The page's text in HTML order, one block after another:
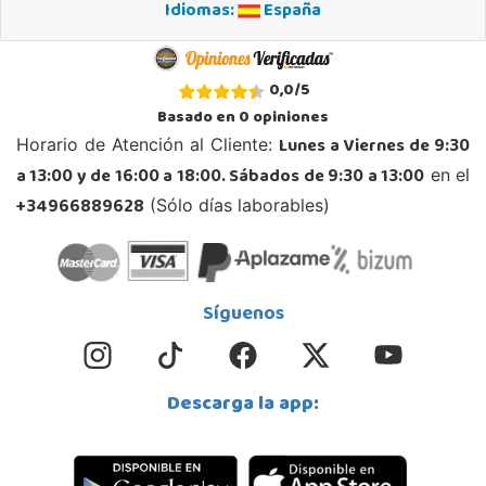
POCAS UNIDADES
Juguetilandia Armilla
Carretera Armilla 29, Urb. Porcegram, 2
18100, Armilla
958183860
Localizar Tienda
Juguetilandia Barakaldo
Centro comercial Max Center Barrio, Kareaga K., s/n Planta 1 Local LC3
POCAS UNIDADES
Idiomas:
España
0,0/5
Basado en0opiniones
Horario de Atención al Cliente: Lunes a Viernes de 9:30
a 13:00 y de 16:00 a 18:00. Sábados de 9:30 a 13:00 en el
+34966889628 (Sólo días laborables)
Síguenos
Descarga la app: